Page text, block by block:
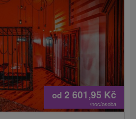
od 2 601,95 Kč
/noc/osoba